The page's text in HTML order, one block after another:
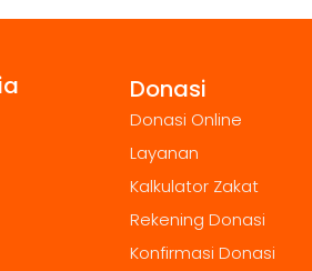
Donasi
Donasi Online
Layanan
Kalkulator Zakat
Rekening Donasi
Konfirmasi Donasi